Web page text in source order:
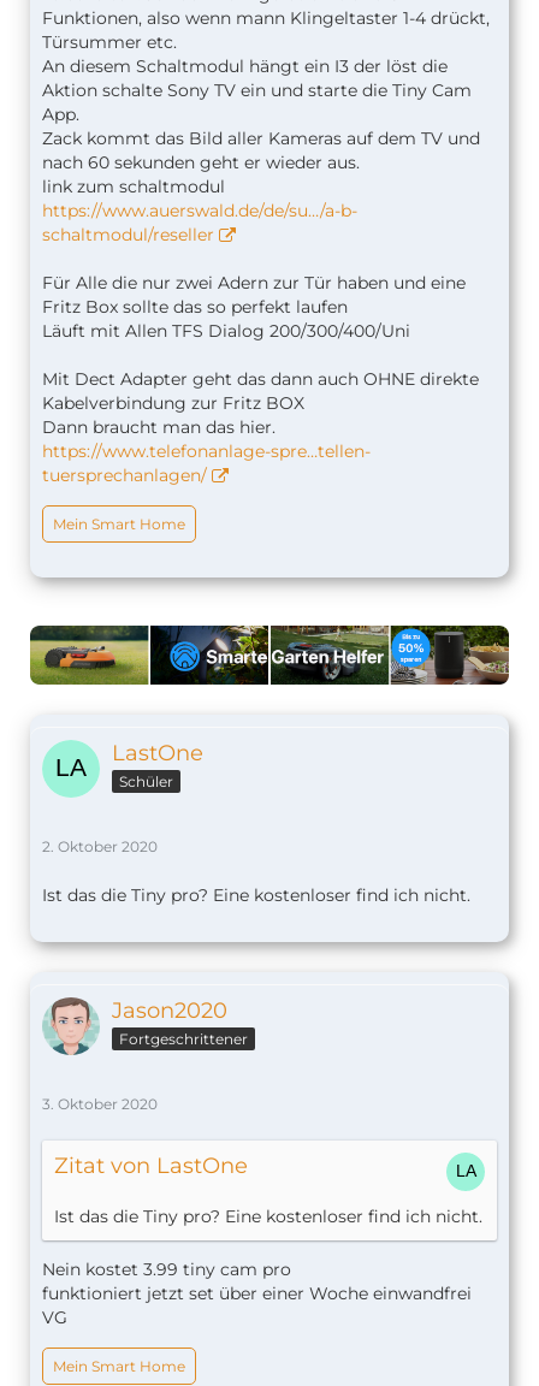
Funktionen, also wenn mann Klingeltaster 1-4 drückt,
Türsummer etc.
An diesem Schaltmodul hängt ein I3 der löst die
Aktion schalte Sony TV ein und starte die Tiny Cam
App.
Zack kommt das Bild aller Kameras auf dem TV und
nach 60 sekunden geht er wieder aus.
link zum schaltmodul
https://www.auerswald.de/de/su…/a-b-
schaltmodul/reseller
Für Alle die nur zwei Adern zur Tür haben und eine
Fritz Box sollte das so perfekt laufen
Läuft mit Allen TFS Dialog 200/300/400/Uni
Mit Dect Adapter geht das dann auch OHNE direkte
Kabelverbindung zur Fritz BOX
Dann braucht man das hier.
https://www.telefonanlage-spre…tellen-
tuersprechanlagen/
Mein Smart Home
LastOne
Schüler
2. Oktober 2020
Ist das die Tiny pro? Eine kostenloser find ich nicht.
Jason2020
Fortgeschrittener
3. Oktober 2020
Zitat von LastOne
Ist das die Tiny pro? Eine kostenloser find ich nicht.
Nein kostet 3.99 tiny cam pro
funktioniert jetzt set über einer Woche einwandfrei
VG
Mein Smart Home